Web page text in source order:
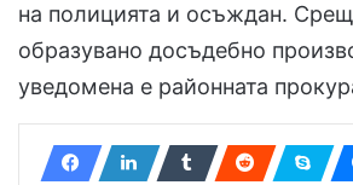
на полицията и осъждан.
образувано досъдебно
уведомена е районната